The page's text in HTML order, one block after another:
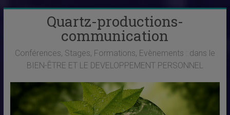
Quartz-productions-
communication
Conférences, Stages, Formations, Evènements : dans le
BIEN-ÊTRE ET LE DEVELOPPEMENT PERSONNEL